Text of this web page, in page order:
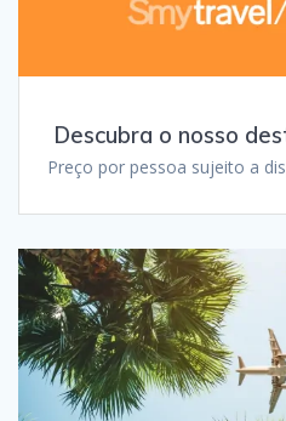
Descubra o nosso
Preço por pessoa sujeito a